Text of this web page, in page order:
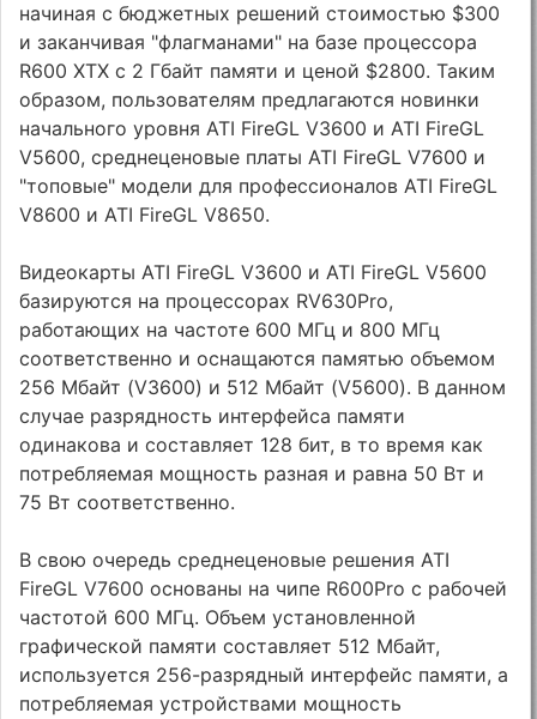
начиная с бюджетных решений стоимостью $300
и заканчивая "флагманами" на базе процессора
R600 XTX с 2 Гбайт памяти и ценой $2800. Таким
образом, пользователям предлагаются новинки
начального уровня ATI FireGL V3600 и ATI FireGL
V5600, среднеценовые платы ATI FireGL V7600 и
"топовые" модели для профессионалов ATI FireGL
V8600 и ATI FireGL V8650.
Видеокарты ATI FireGL V3600 и ATI FireGL V5600
базируются на процессорах RV630Pro,
работающих на частоте 600 МГц и 800 МГц
соответственно и оснащаются памятью объемом
256 Мбайт (V3600) и 512 Мбайт (V5600). В данном
случае разрядность интерфейса памяти
одинакова и составляет 128 бит, в то время как
потребляемая мощность разная и равна 50 Вт и
75 Вт соответственно.
В свою очередь среднеценовые решения ATI
FireGL V7600 основаны на чипе R600Pro с рабочей
частотой 600 МГц. Объем установленной
графической памяти составляет 512 Мбайт,
используется 256-разрядный интерфейс памяти, а
потребляемая устройствами мощность